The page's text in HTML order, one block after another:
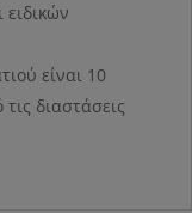
είναι 10
διαστάσεις